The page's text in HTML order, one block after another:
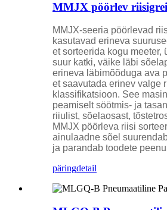
MMJX pöörlev
MMJX-seeria pöörlevad
kasutavad erineva
et sorteerida kogu meeter,
suur katki, väike läbi
erineva läbimõõduga ava
et saavutada erinev valge
klassifikatsioon. See
peamiselt söötmis- ja
riiulist, sõelaosast,
MMJX pöörleva riisi
ainulaadne sõel
ja parandab toodete
päringdetail